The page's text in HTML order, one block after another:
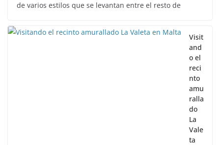
Sophia
La Valeta cuenta con un perfil precioso con sus iglesias
Visit
and
o el
reci
nto
amu
ralla